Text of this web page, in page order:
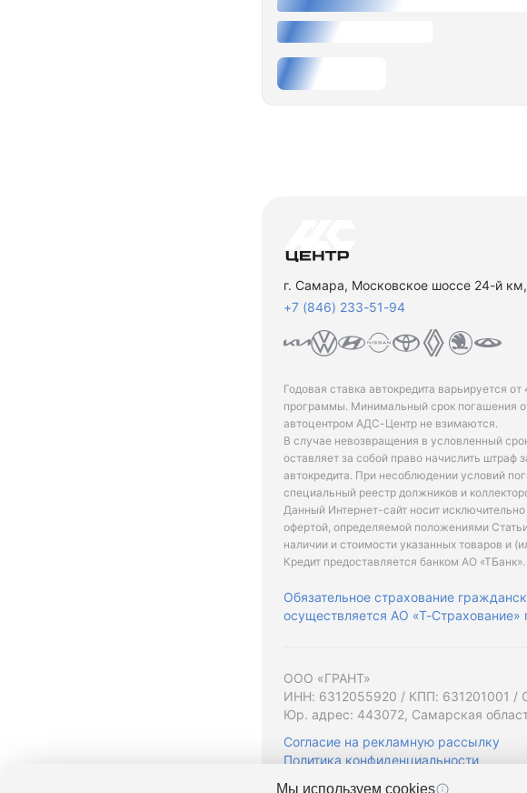
г. Самара, Московское шоссе 24-й
+7 (846) 233-51-94
Годовая ставка автокредита варьируется
программы. Минимальный срок погашения
автоцентром АДС-Центр не взимаются.
В случае невозвращения в условленный
оставляет за собой право начислить
автокредита. При несоблюдении условий
специальный реестр должников и
Данный Интернет-сайт носит
офертой, определяемой положениями
наличии и стоимости указанных товаров и
Кредит предоставляется банком АО «ТБанк».
Обязательное страхование
осуществляется АО «Т-
ООО «ГРАНТ»
ИНН: 6312055920 / КПП: 631201001 /
Юр. адрес: 443072, Самарская
Согласие на рекламную рассылку
Политика конфиденциальности
Мы используем cookies